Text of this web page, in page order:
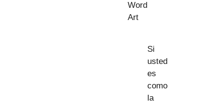
Word
Art
Si
usted
es
como
la